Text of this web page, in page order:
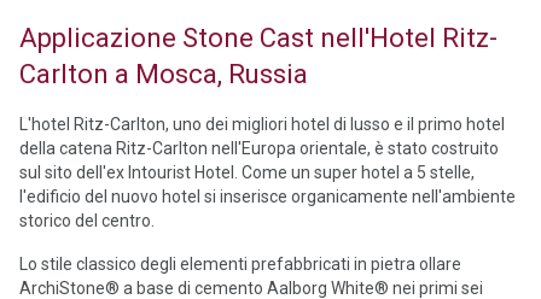
Applicazione Stone Cast nell'Hotel Ritz-
Carlton a Mosca, Russia
L'hotel Ritz-Carlton, uno dei migliori hotel di lusso e il primo hotel
della catena Ritz-Carlton nell'Europa orientale, è stato costruito
sul sito dell'ex Intourist Hotel. Come un super hotel a 5 stelle,
l'edificio del nuovo hotel si inserisce organicamente nell'ambiente
storico del centro.
Lo stile classico degli elementi prefabbricati in pietra ollare
ArchiStone® a base di cemento Aalborg White® nei primi sei